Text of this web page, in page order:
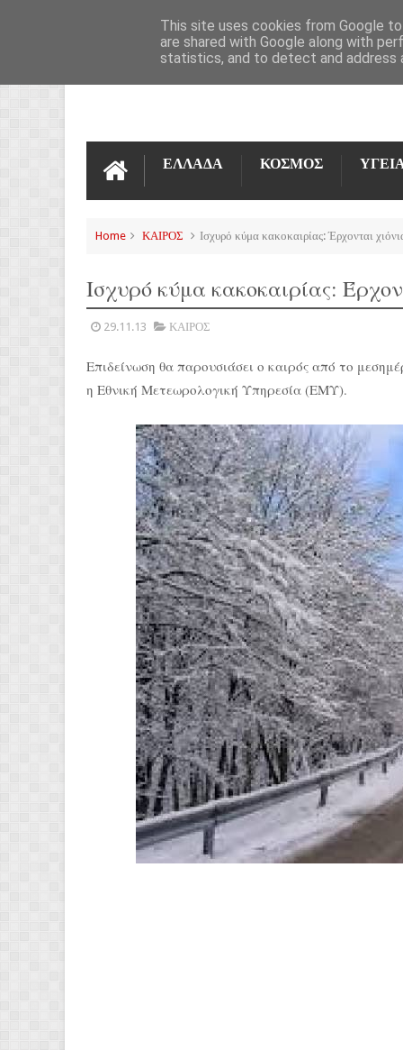
ΕΠΙΚΟΙΝΩΝΊΑ
ΕΛΛΑΔΑ ΚΟΣΜΟΣ
Home ΚΑΙΡΟΣ Ισχυρό κύμα κακοκαιρίας: Έρχονται
Ισχυρό κύμα κακοκαιρίας:
29.11.13 ΚΑΙΡΟΣ
Επιδείνωση θα παρουσιάσει ο καιρός από το
η Εθνική Μετεωρολογική Υπηρεσία (ΕΜΥ).
This site uses cookies from Google
are shared with Google along with
statistics, and to detect and address